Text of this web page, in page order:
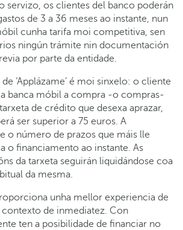
servizo, os clientes del banco poderán
de 3 a 36 meses ao instante, nun
cunha tarifa moi competitiva, sen
ningún trámite nin documentación
por parte da entidade.
‘Applázame’ é moi sinxelo: o cliente
banca móbil a compra -o compras-
de crédito que desexa aprazar,
ser superior a 75 euros. A
o número de prazos que máis lle
o financiamento ao instante. As
da tarxeta seguirán liquidándose coa
da mesma.
unha mellor experiencia de
contexto de inmediatez. Con
ten a posibilidade de financiar no